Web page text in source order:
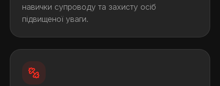
навички супроводу та захисту осіб
підвищеної уваги.